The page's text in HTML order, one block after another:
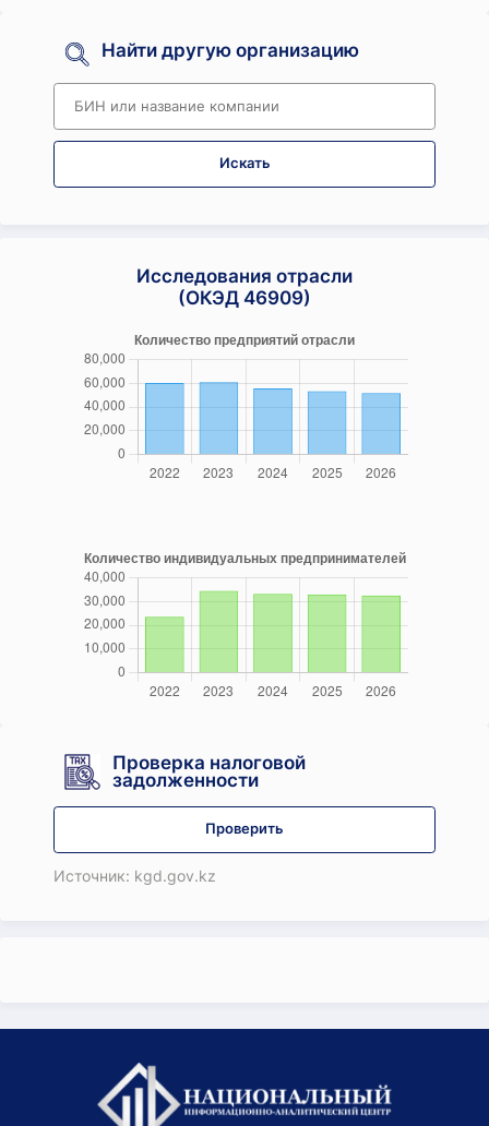
Найти другую организацию
Искать
Исследования отрасли
(ОКЭД 46909)
Проверка налоговой
задолженности
Проверить
Источник: kgd.gov.kz